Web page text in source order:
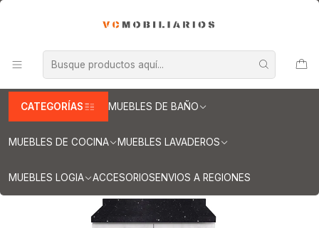
CATEGORÍAS MUEBLES DE BAÑO
MUEBLES DE COCINA MUEBLES LAVADEROS
MUEBLES LOGIA ACCESORIOSENVIOS A REGIONES
Mueble tipo Mesón de 80 cm
Mueble meson con cubierta de cuarzo de 80 cm / M1-850 / Alaska